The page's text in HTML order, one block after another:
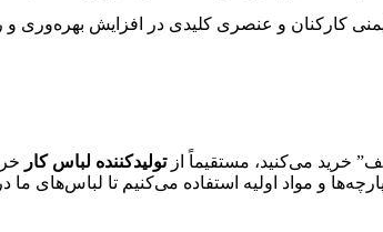
کارکنان و عنصری کلیدی در افزایش بهره‌وری
خرید می‌کنید، مستقیماً ازتولیدکننده لباس کار
و مواد اولیه استفاده می‌کنیم تا